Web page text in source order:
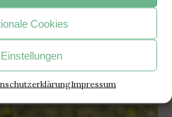
Cookies
Impressum
Korczak –